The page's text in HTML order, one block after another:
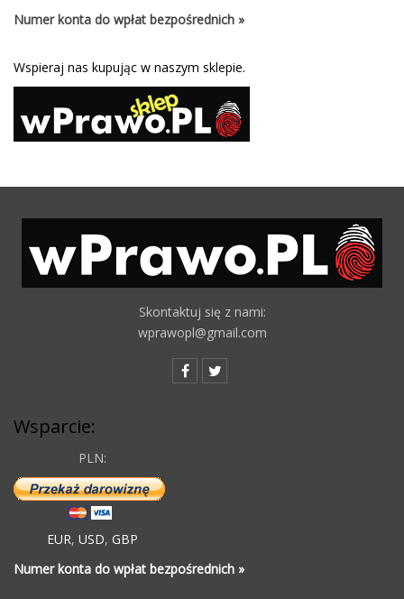
Numer konta do wpłat bezpośrednich »
Wspieraj nas kupując w naszym sklepie.
Skontaktuj się z nami:
wprawopl@gmail.com
Wsparcie:
PLN:
EUR, USD, GBP
Numer konta do wpłat bezpośrednich »